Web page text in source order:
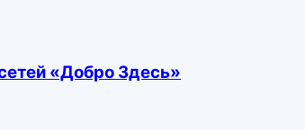
«Добро Здесь»